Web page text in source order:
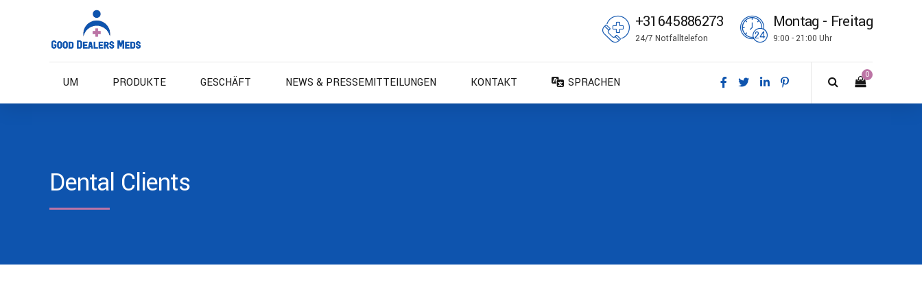
+31645886273
24/7 Notfalltelefon
Montag - Freitag
9:00 - 21:00 Uhr
0
UM PRODUKTE GESCHÄFT NEWS & PRESSEMITTEILUNGEN KONTAKT
SPRACHEN
Dental Clients